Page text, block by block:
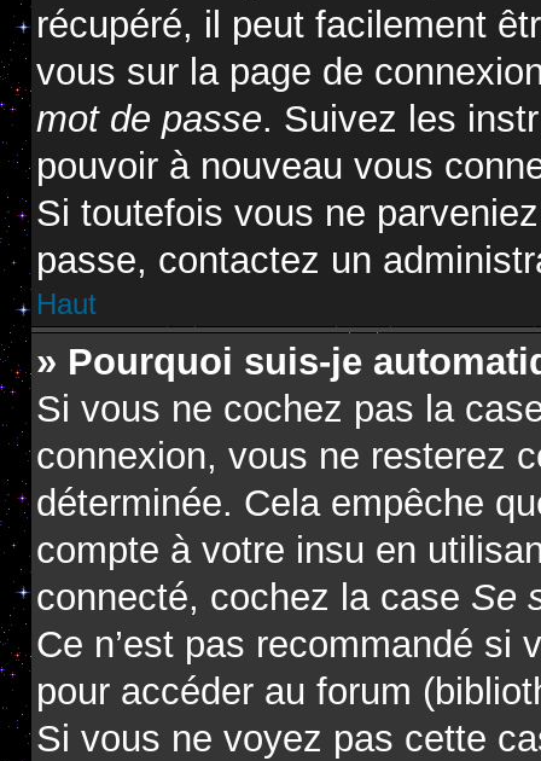
récupéré, il peut facilement
vous sur la page de
mot de passe. Suivez les
pouvoir à nouveau vous
Si toutefois vous ne
passe, contactez un
Haut
» Pourquoi suis-je
Si vous ne cochez pas la
connexion, vous ne resterez
déterminée. Cela empêche
compte à votre insu en
connecté, cochez la case Se
Ce n’est pas recommandé si
pour accéder au forum
Si vous ne voyez pas cette